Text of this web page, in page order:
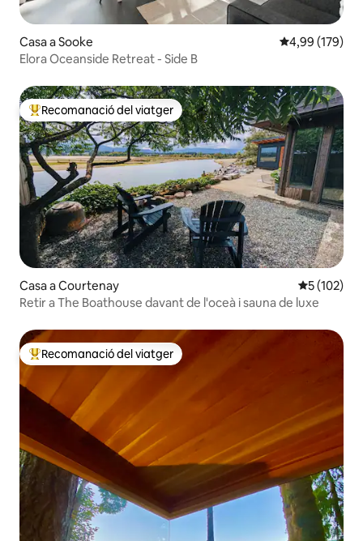
Casa a Sooke 4,99 de
4,99 (179)
Elora Oceanside Retreat - Side B
Principals recomanacions dels viatgers
Recomanació del viatger
Casa a Courtenay 5 de
5 (102)
Retir a The Boathouse davant de l'oceà i sauna de luxe
Principals recomanacions dels viatgers
Recomanació del viatger